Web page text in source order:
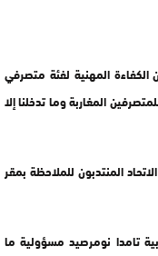
المهنية لفئة متصرفي
المغاربة وما تدخلنا إلا
المنتدبون للملاحظة بمقر
تامدا نومرصيد مسؤولية ما